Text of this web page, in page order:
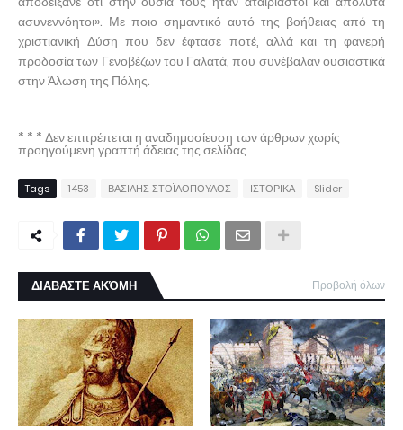
ασυνεννόητοι». Με ποιο σημαντικό αυτό της βοήθειας από τη
χριστιανική Δύση που δεν έφτασε ποτέ, αλλά και τη φανερή
προδοσία των Γενοβέζων του Γαλατά, που συνέβαλαν ουσιαστικά
στην Άλωση της Πόλης.
* * * Δεν επιτρέπεται η αναδημοσίευση των άρθρων χωρίς
προηγούμενη γραπτή άδειας της σελίδας
Tags 1453 ΒΑΣΙΛΗΣ ΣΤΟΪΛΟΠΟΥΛΟΣ ΙΣΤΟΡΙΚΑ Slider
ΔΙΑΒΑΣΤΕ ΑΚΌΜΗ Προβολή όλων